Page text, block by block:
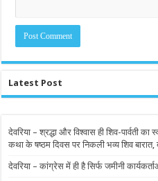
Latest Post
देवरिया – श्रद्धा और विश्वास ही शिव-पार्वती
कथा के षष्ठम दिवस पर निकली भव्य शिव बारात,
देवरिया – कांग्रेस में ही है सिर्फ जमीनी